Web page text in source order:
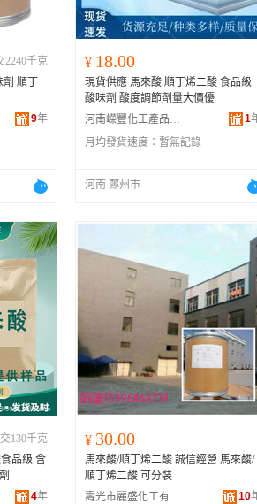
2240千克
順丁
9年
¥ 18.00
現貨供應 馬來酸 順丁烯二酸 食品級
酸味劑 酸度調節劑量大價優
河南嶸豐化工產品有限公司
1
月均發貨速度： 暫無記錄
河南 鄭州市
130千克
品級 含
4年
¥ 30.00
馬來酸/順丁烯二酸 誠信經營 馬來酸/
順丁烯二酸 可分裝
壽光市麗盛化工有限公司
10